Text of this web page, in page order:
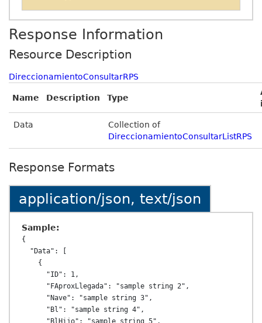
Response Information
Resource Description
DireccionamientoConsultarRPS
Name Description Type
Data
Collection of
DireccionamientoConsultarListRPS
Response Formats
application/json, text/json
Sample:
{